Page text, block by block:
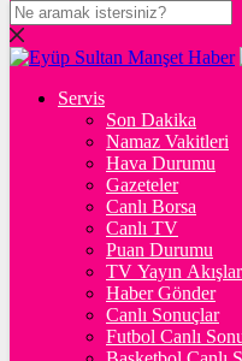
DOLAR
47,7436$% 0.18
EURO
% 0.32
STERLİN
% 0.38
GRAM ALTIN
%2,59
Servis
Son Dakika
Namaz Vakitleri
Hava Durumu
Gazeteler
Canlı Borsa
Canlı TV
Puan Durumu
TV Yayın
Haber Gönder
Canlı Sonuçlar
Futbol Canlı